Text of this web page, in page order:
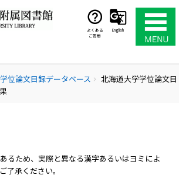
よくある
ご質問
English
位論文目録データベース chevron_right
北海道大学学位論文目
るため、実際と異なる漢字あるいはヨミによ
了承ください。